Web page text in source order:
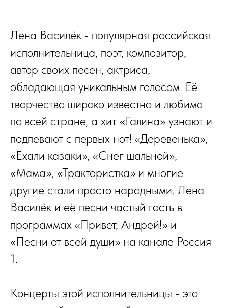
Лена Василёк - популярная российская
исполнительница, поэт, композитор,
автор своих песен, актриса,
обладающая уникальным голосом. Её
творчество широко известно и любимо
по всей стране, а хит «Галина» узнают и
подпевают с первых нот! «Деревенька»,
«Ехали казаки», «Снег шальной»,
«Мама», «Трактористка» и многие
другие стали просто народными. Лена
Василёк и её песни частый гость в
программах «Привет, Андрей!» и
«Песни от всей души» на канале Россия
1.
Концерты этой исполнительницы - это